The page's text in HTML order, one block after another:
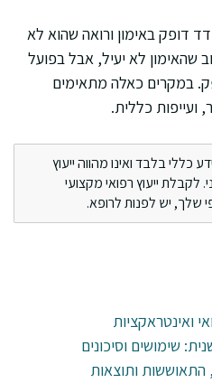
דופק באימון ורואה שהוא לא
שהאימון לא יעיל, אבל בפועל
במקרים כאלה מתאימים
ועייפות כללית.
בלבד ואינו מהווה ייעוץ
לקבלת ייעוץ רפואי מקצועי
שלך, יש לפנות לרופא.
ואינטראקציות
שימושים וסיכונים
ותוצאות